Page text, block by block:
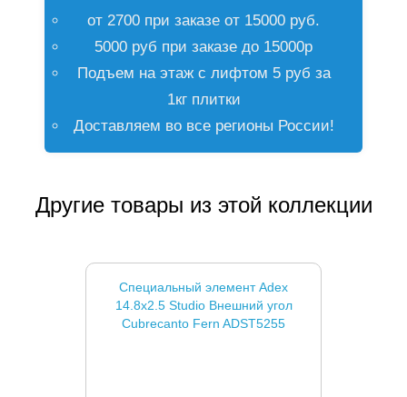
от 2700 при заказе от 15000 руб.
5000 руб при заказе до 15000р
Подъем на этаж с лифтом 5 руб за
1кг плитки
Доставляем во все регионы России!
Другие товары из этой коллекции
Специальный элемент Adex
14.8x2.5 Studio Внешний угол
Cubrecanto Fern ADST5255